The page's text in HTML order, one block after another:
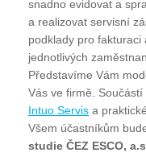
snadno evidovat a
a realizovat servisní
podklady pro fakturaci
jednotlivých
Představíme Vám
Vás ve firmě.
Intuo Servis a
Všem účastníkům
studie ČEZ ESCO,